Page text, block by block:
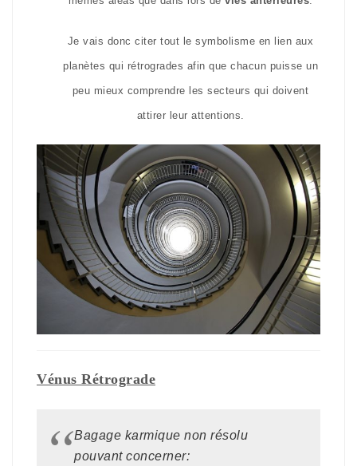
Je vais donc citer tout le symbolisme en lien aux
planètes qui rétrogrades afin que chacun puisse un
peu mieux comprendre les secteurs qui doivent
attirer leur attentions.
Vénus Rétrograde
Bagage karmique non résolu
pouvant concerner: